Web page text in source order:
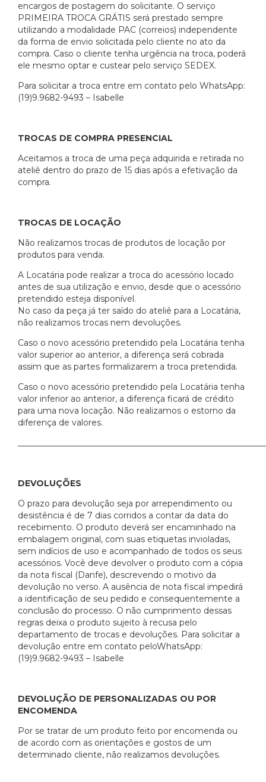
encargos de postagem do solicitante. O serviço
PRIMEIRA TROCA GRÁTIS será prestado sempre
utilizando a modalidade PAC (correios) independente
da forma de envio solicitada pelo cliente no ato da
compra. Caso o cliente tenha urgência na troca, poderá
ele mesmo optar e custear pelo serviço SEDEX.
Para solicitar a troca entre em contato pelo WhatsApp:
(19)9.9682-9493 – Isabelle
TROCAS DE COMPRA PRESENCIAL
Aceitamos a troca de uma peça adquirida e retirada no
ateliê dentro do prazo de 15 dias após a efetivação da
compra.
TROCAS DE LOCAÇÃO
Não realizamos trocas de produtos de locação por
produtos para venda.
A Locatária pode realizar a troca do acessório locado
antes de sua utilização e envio, desde que o acessório
pretendido esteja disponível.
No caso da peça já ter saído do ateliê para a Locatária,
não realizamos trocas nem devoluções.
Caso o novo acessório pretendido pela Locatária tenha
valor superior ao anterior, a diferença será cobrada
assim que as partes formalizarem a troca pretendida.
Caso o novo acessório pretendido pela Locatária tenha
valor inferior ao anterior, a diferença ficará de crédito
para uma nova locação. Não realizamos o estorno da
diferença de valores.
DEVOLUÇÕES
O prazo para devolução seja por arrependimento ou
desistência é de 7 dias corridos a contar da data do
recebimento. O produto deverá ser encaminhado na
embalagem original, com suas etiquetas invioladas,
sem indícios de uso e acompanhado de todos os seus
acessórios. Você deve devolver o produto com a cópia
da nota fiscal (Danfe), descrevendo o motivo da
devolução no verso. A ausência de nota fiscal impedirá
a identificação de seu pedido e consequentemente a
conclusão do processo. O não cumprimento dessas
regras deixa o produto sujeito à recusa pelo
departamento de trocas e devoluções. Para solicitar a
devolução entre em contato peloWhatsApp:
(19)9.9682-9493 – Isabelle
DEVOLUÇÃO DE PERSONALIZADAS OU POR
ENCOMENDA
Por se tratar de um produto feito por encomenda ou
de acordo com as orientações e gostos de um
determinado cliente, não realizamos devoluções.